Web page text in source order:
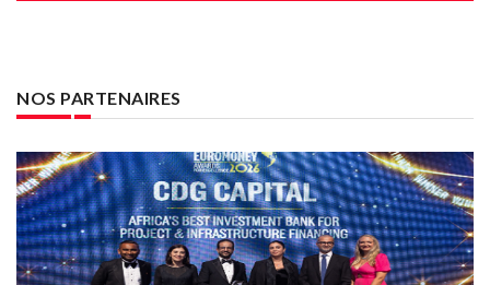
NOS PARTENAIRES